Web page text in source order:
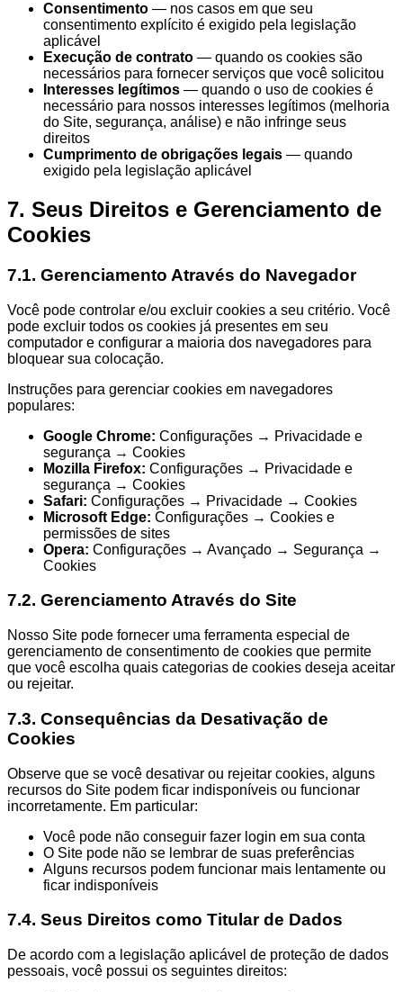
Consentimento — nos casos em que seu
consentimento explícito é exigido pela legislação
aplicável
Execução de contrato — quando os cookies são
necessários para fornecer serviços que você solicitou
Interesses legítimos — quando o uso de cookies é
necessário para nossos interesses legítimos (melhoria
do Site, segurança, análise) e não infringe seus
direitos
Cumprimento de obrigações legais — quando
exigido pela legislação aplicável
7. Seus Direitos e Gerenciamento de
Cookies
7.1. Gerenciamento Através do Navegador
Você pode controlar e/ou excluir cookies a seu critério. Você
pode excluir todos os cookies já presentes em seu
computador e configurar a maioria dos navegadores para
bloquear sua colocação.
Instruções para gerenciar cookies em navegadores
populares:
Google Chrome: Configurações → Privacidade e
segurança → Cookies
Mozilla Firefox: Configurações → Privacidade e
segurança → Cookies
Safari: Configurações → Privacidade → Cookies
Microsoft Edge: Configurações → Cookies e
permissões de sites
Opera: Configurações → Avançado → Segurança →
Cookies
7.2. Gerenciamento Através do Site
Nosso Site pode fornecer uma ferramenta especial de
gerenciamento de consentimento de cookies que permite
que você escolha quais categorias de cookies deseja aceitar
ou rejeitar.
7.3. Consequências da Desativação de
Cookies
Observe que se você desativar ou rejeitar cookies, alguns
recursos do Site podem ficar indisponíveis ou funcionar
incorretamente. Em particular:
Você pode não conseguir fazer login em sua conta
O Site pode não se lembrar de suas preferências
Alguns recursos podem funcionar mais lentamente ou
ficar indisponíveis
7.4. Seus Direitos como Titular de Dados
De acordo com a legislação aplicável de proteção de dados
pessoais, você possui os seguintes direitos: